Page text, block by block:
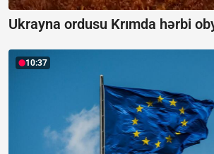
Ukrayna ordusu Krımda hərbi
10:37